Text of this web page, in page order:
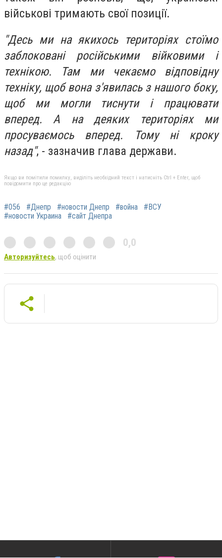
військові тримають свої позиції.
"Десь ми на якихось територіях стоїмо
заблоковані російськими війковими і
технікою. Там ми чекаємо відповідну
техніку, щоб вона з'явилась з нашого боку,
щоб ми могли тиснути і працювати
вперед. А на деяких територіях ми
просуваємось вперед. Тому ні кроку
назад", - зазначив глава держави.
Якщо ви помітили помилку, виділіть необхідний текст і натисніть Ctrl + Enter, щоб
повідомити про це редакцію
#056 #Днепр #новости Днепр #война
#ВСУ
#новости Украина
#сайт Днепра
0,0
Авторизуйтесь, щоб оцінити